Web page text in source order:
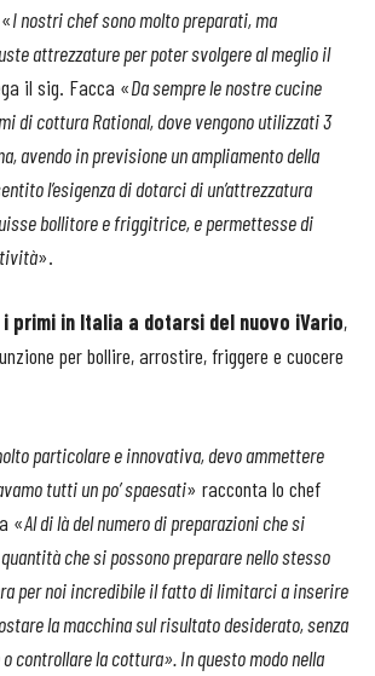
I nostri chef sono molto preparati, ma
attrezzature per poter svolgere al meglio il
il sig. Facca «Da sempre le nostre cucine
di cottura Rational, dove vengono utilizzati 3
avendo in previsione un ampliamento della
l’esigenza di dotarci di un’attrezzatura
bollitore e friggitrice, e permettesse di
».
primi in Italia a dotarsi del nuovo iVario,
per bollire, arrostire, friggere e cuocere
particolare e innovativa, devo ammettere
tutti un po’ spaesati» racconta lo chef
«Al di là del numero di preparazioni che si
che si possono preparare nello stesso
per noi incredibile il fatto di limitarci a inserire
la macchina sul risultato desiderato, senza
controllare la cottura». In questo modo nella